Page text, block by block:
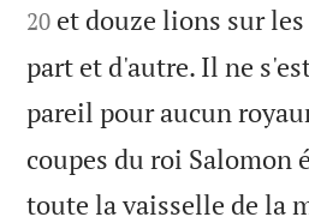
20 et douze lions sur
part et d'autre. Il ne
pareil pour aucun
coupes du roi Salomon
toute la vaisselle de la